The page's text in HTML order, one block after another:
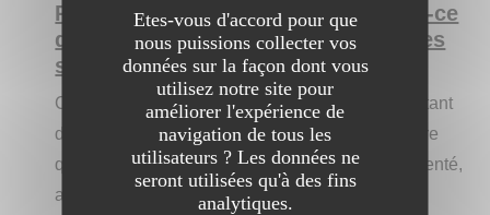
Pourquoi est-il intéressant ? Qu'est-ce
qui pourrait le différencier des autres
sites ?
C'est un site bien construit et intéressant permettant
de trouver dans votre ville de coeur qui n'est autre
qu'Ezanville un artisan vitrier qualifié et expérimenté,
avec de supebes prestations.
Etes-vous d'accord pour que
nous puissions collecter vos
données sur la façon dont vous
utilisez notre site pour
améliorer l'expérience de
navigation de tous les
utilisateurs ? Les données ne
seront utilisées qu'à des fins
analytiques.